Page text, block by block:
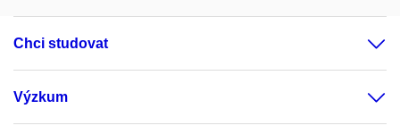
Chci studovat
Výzkum